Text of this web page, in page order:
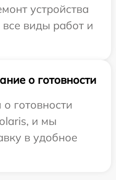
устройства
виды работ и
о готовности
готовности
и мы
в удобное